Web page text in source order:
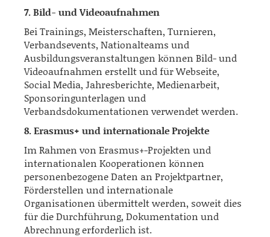
7. Bild- und Videoaufnahmen
Bei Trainings, Meisterschaften, Turnieren,
Verbandsevents, Nationalteams und
Ausbildungsveranstaltungen können Bild- und
Videoaufnahmen erstellt und für Webseite,
Social Media, Jahresberichte, Medienarbeit,
Sponsoringunterlagen und
Verbandsdokumentationen verwendet werden.
8. Erasmus+ und internationale Projekte
Im Rahmen von Erasmus+-Projekten und
internationalen Kooperationen können
personenbezogene Daten an Projektpartner,
Förderstellen und internationale
Organisationen übermittelt werden, soweit dies
für die Durchführung, Dokumentation und
Abrechnung erforderlich ist.